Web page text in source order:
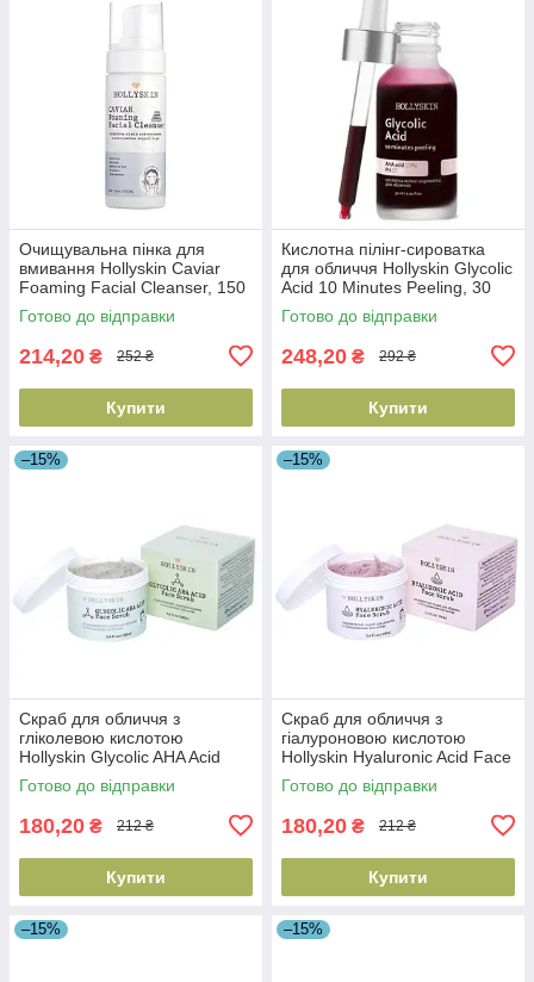
Очищувальна пінка для
вмивання Hollyskin Caviar
Foaming Facial Cleanser, 150
мл (4823109700239)
Готово до відправки
214,20 ₴ 252 ₴
Купити
Кислотна пілінг-сироватка
для обличчя Hollyskin Glycolic
Acid 10 Minutes Peeling, 30
мл (4820200411057)
Готово до відправки
248,20 ₴ 292 ₴
Купити
–15%
Скраб для обличчя з
гліколевою кислотою
Hollyskin Glycolic AHA Acid
Face Scrub, 100 мл
(4823109700727)
Готово до відправки
180,20 ₴ 212 ₴
Купити
–15%
Скраб для обличчя з
гіалуроновою кислотою
Hollyskin Hyaluronic Acid Face
Scrub, 100 мл
(4823109700710)
Готово до відправки
180,20 ₴ 212 ₴
Купити
–15% –15%